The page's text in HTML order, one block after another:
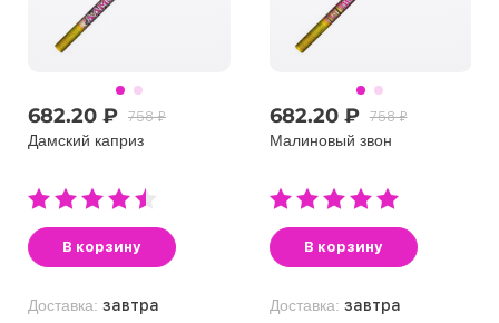
682.20 ₽ 758 ₽
Дaмский кaприз
В корзину
Доставка: завтра
682.20 ₽ 758 ₽
Малиновый звон
В корзину
Доставка: завтра